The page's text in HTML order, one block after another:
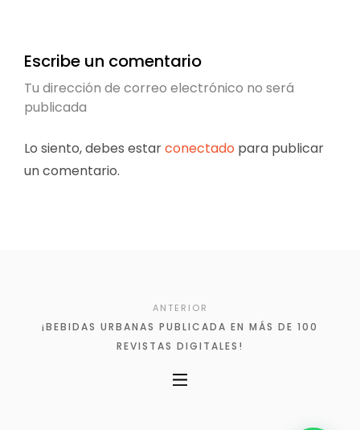
Escribe un comentario
Tu dirección de correo electrónico no será
publicada
Lo siento, debes estarconectado para publicar
un comentario.
ANTERIOR
¡BEBIDAS URBANAS PUBLICADA EN MÁS DE 100
REVISTAS DIGITALES!